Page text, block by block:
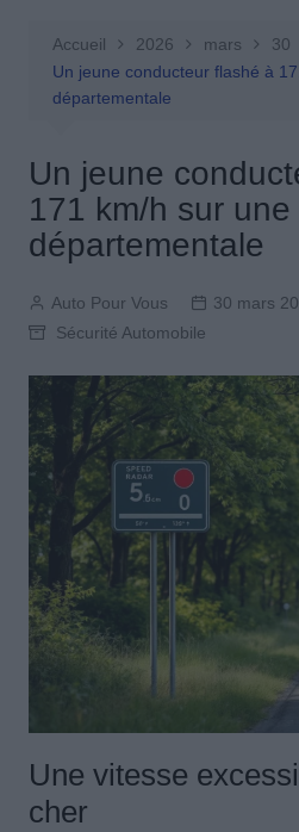
Accueil 2026 mars
30
Un jeune conducteur flashé à
départementale
Un jeune
171 km/h sur une
départementale
Auto Pour Vous 30 mars
Sécurité Automobile
Une vitesse
cher